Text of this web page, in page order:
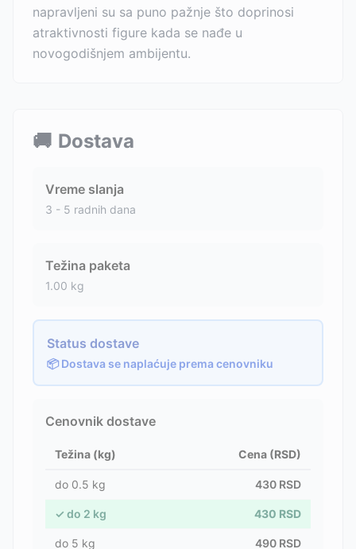
napravljeni su sa puno pažnje što doprinosi
atraktivnosti figure kada se nađe u
novogodišnjem ambijentu.
🚚 Dostava
Vreme slanja
3 - 5 radnih dana
Težina paketa
1.00 kg
Status dostave
📦 Dostava se naplaćuje prema cenovniku
Cenovnik dostave
Težina (kg) Cena (RSD)
do 0.5 kg 430 RSD
✓ do 2 kg 430 RSD
do 5 kg 490 RSD